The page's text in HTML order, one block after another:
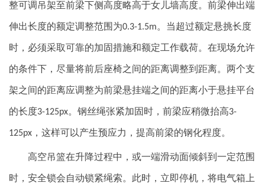
整可调吊架至前梁下侧高度略高于女儿墙高度。前梁伸出端
伸出长度的额定调整范围为0.3-1.5m。当超过额定悬挑长度
时，必须采取可靠的加固措施和额定工作载荷。在现场允许
的条件下，尽量将前后座椅之间的距离调整到距离。两个支
架之间的距离应调整为前梁悬挂端之间的距离小于悬挂平台
的长度3-125px。钢丝绳张紧加固时，前梁应稍微抬高3-
125px ，这样可以产生预应力，提高前梁的钢化程度。
高空吊篮在升降过程中，或一端滑动面倾斜到一定范围
时，安全锁会自动锁紧绳索。此时，立即停机，将电气箱上